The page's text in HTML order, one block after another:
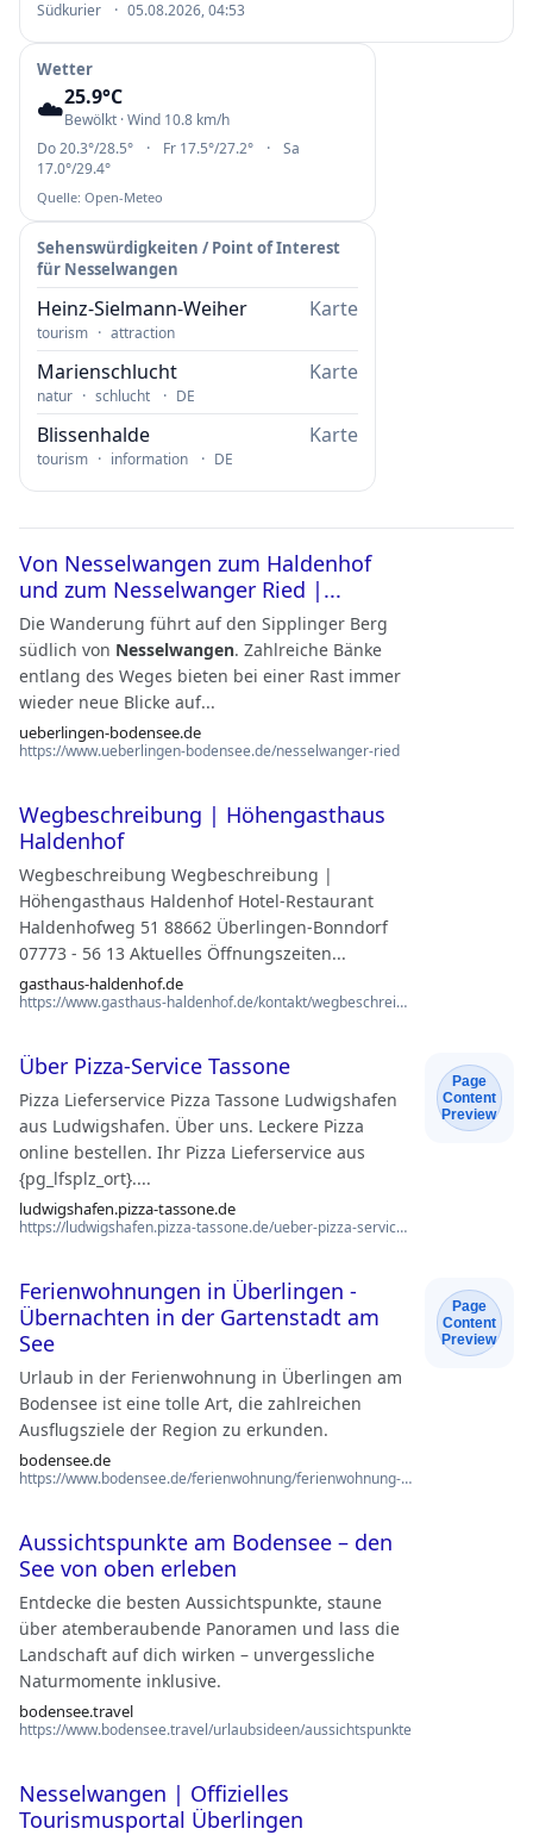
•
Südkurier · 05.08.2026, 04:53
Wetter
☁️25.9°C
Bewölkt · Wind 10.8 km/h
Do 20.3°/28.5°
· Fr 17.5°/27.2° ·
Sa
17.0°/29.4°
Quelle: Open-Meteo
Sehenswürdigkeiten / Point of Interest
für Nesselwangen
Heinz-Sielmann-Weiher
tourism · attraction
Karte
Marienschlucht
natur · schlucht · DE
Karte
Blissenhalde
tourism · information · DE
Karte
Von Nesselwangen zum Haldenhof
und zum Nesselwanger Ried |...
Die Wanderung führt auf den Sipplinger Berg
südlich von Nesselwangen. Zahlreiche Bänke
entlang des Weges bieten bei einer Rast immer
wieder neue Blicke auf...
ueberlingen-bodensee.de
https://www.ueberlingen-bodensee.de/nesselwanger-ried
Wegbeschreibung | Höhengasthaus
Haldenhof
Wegbeschreibung Wegbeschreibung |
Höhengasthaus Haldenhof Hotel-Restaurant
Haldenhofweg 51 88662 Überlingen-Bonndorf
07773 - 56 13 Aktuelles Öffnungszeiten...
gasthaus-haldenhof.de
https://www.gasthaus-haldenhof.de/kontakt/wegbeschreibung
Über Pizza-Service Tassone
Pizza Lieferservice Pizza Tassone Ludwigshafen
aus Ludwigshafen. Über uns. Leckere Pizza
online bestellen. Ihr Pizza Lieferservice aus
{pg_lfsplz_ort}....
ludwigshafen.pizza-tassone.de
https://ludwigshafen.pizza-tassone.de/ueber-pizza-service-tassone
Page
Content
Preview
Ferienwohnungen in Überlingen -
Übernachten in der Gartenstadt am
See
Urlaub in der Ferienwohnung in Überlingen am
Bodensee ist eine tolle Art, die zahlreichen
Ausflugsziele der Region zu erkunden.
bodensee.de
https://www.bodensee.de/ferienwohnung/ferienwohnung-ueberlingen
Page
Content
Preview
Aussichtspunkte am Bodensee – den
See von oben erleben
Entdecke die besten Aussichtspunkte, staune
über atemberaubende Panoramen und lass die
Landschaft auf dich wirken – unvergessliche
Naturmomente inklusive.
bodensee.travel
https://www.bodensee.travel/urlaubsideen/aussichtspunkte
Nesselwangen | Offizielles
Tourismusportal Überlingen